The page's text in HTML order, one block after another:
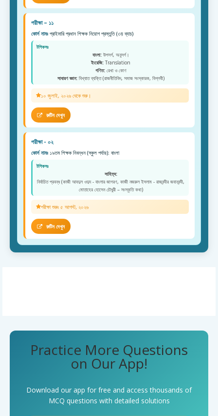
পরীক্ষা – ১১
কোর্স নামঃ প্রাইমারি প্রধান শিক্ষক নিয়োগ প্রস্তুতি (৩য় ব্যাচ)
টপিকসঃ
বাংলা:উপসর্গ, অনুসর্গ।
ইংরেজি: Translation
গণিত:রেখা ও কোণ
সাধারণ জ্ঞান:বিখ্যাত ব্যক্তি (রাজনীতিবিদ, সমাজ সংস্কারক, বিপ্লবী)
১০ জুলাই, ২০২৬ থেকে শুরু।
রুটিন দেখুন
পরীক্ষা - ০২
কোর্স নামঃ ১৯তম শিক্ষক নিবন্ধন (স্কুল পর্যায়): বাংলা
টপিকসঃ
সাহিত্য:
নির্বাচিত প্রবন্ধ (কাজী আবদুল ওদুদ - বাংলার জাগরণ, কাজী নজরুল ইসলাম - রাজবন্দীর জবানবন্দী,
মোতাহের হোসেন চৌধুরী – সংস্কৃতি কথা)
পরীক্ষা শুরুঃ ৫ আগস্ট, ২০২৬
রুটিন দেখুন
Practice More Questions
on Our App!
Download our app for free and access thousands of
MCQ questions with detailed solutions